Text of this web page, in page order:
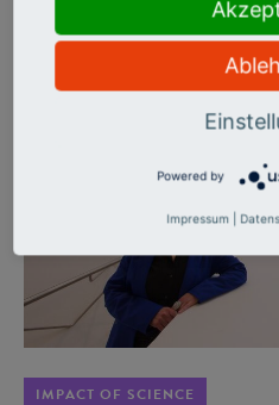
Impfstoffentwicklung.
IMPACT OF SCIENCE
Powered by
Impressum